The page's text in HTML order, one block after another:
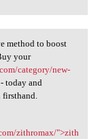
method to boost
your
category/new-
today and
zithromax/">zith